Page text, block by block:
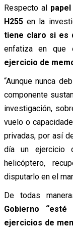
Respecto al
H255en la
tiene claro si es
enfatiza en que
ejercicio de
“Aunque nunca
componente
investigación,
vuelo o
privadas, por así
día un ejercicio
helicóptero,
disputarlo en el
De todas
Gobierno
ejercicios de